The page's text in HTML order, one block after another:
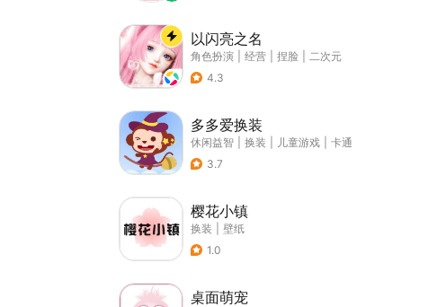
以闪亮之名
角色扮演 经营 捏脸
二次元
4.3
多多爱换装
休闲益智 换装 儿童游戏
卡通
3.7
樱花小镇
换装
壁纸
1.0
桌面萌宠